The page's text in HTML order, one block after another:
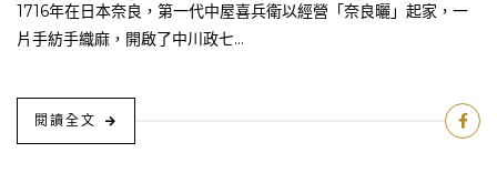
1716年在日本奈良，第一代中屋喜兵衛以經營「奈良曬」起家，一
片手紡手織麻，開啟了中川政七...
閱讀全文